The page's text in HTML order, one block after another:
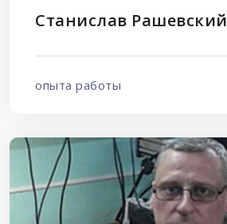
Станислав Рашевский
опыта работы